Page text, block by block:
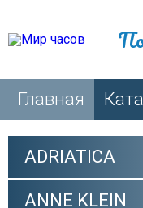
Главная
ADRIATICA
ANNE KLEIN